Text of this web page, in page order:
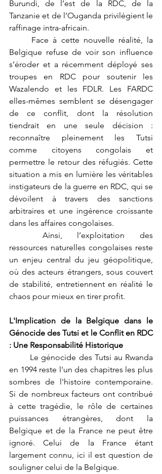
Burundi, de l’est de la RDC, de la
Tanzanie et de l’Ouganda privilégient le
raffinage intra-africain.
Belgique refuse de voir son influence
s’éroder et a récemment déployé ses
troupes en RDC pour soutenir les
Wazalendo et les FDLR. Les FARDC
elles-mêmes semblent se désengager
de ce conflit, dont la résolution
tiendrait en une seule décision :
reconnaître pleinement les Tutsi
comme citoyens congolais et
permettre le retour des réfugiés. Cette
situation a mis en lumière les véritables
instigateurs de la guerre en RDC, qui se
dévoilent à travers des sanctions
arbitraires et une ingérence croissante
dans les affaires congolaises.
ressources naturelles congolaises reste
un enjeu central du jeu géopolitique,
où des acteurs étrangers, sous couvert
de stabilité, entretiennent en réalité le
chaos pour mieux en tirer profit.
L'Implication de la Belgique dans le
Génocide des Tutsi et le Conflit en RDC
: Une Responsabilité Historique
en 1994 reste l'un des chapitres les plus
sombres de l'histoire contemporaine.
Si de nombreux facteurs ont contribué
à cette tragédie, le rôle de certaines
puissances étrangères, dont la
Belgique et de la France ne peut être
ignoré. Celui de la France étant
largement connu, ici il est question de
souligner celui de la Belgique.